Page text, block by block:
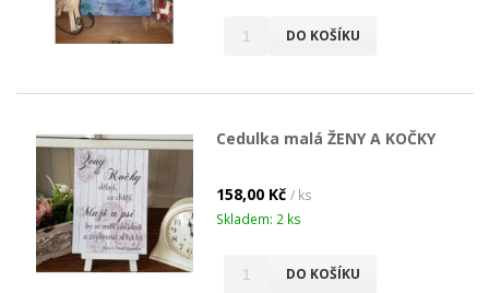
DO KOŠÍKU
Cedulka malá ŽENY A KOČKY
158,00 Kč / ks
Skladem: 2 ks
DO KOŠÍKU